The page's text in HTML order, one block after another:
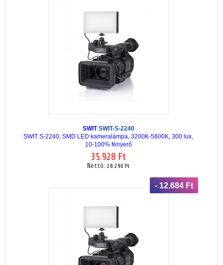
SWITSWIT-S-2240
SWIT S-2240, SMD LED kameralámpa, 3200K-5600K, 300 lux,
10-100% fényerő
35.928 Ft
Nettó: 28.290 Ft
- 12.684 Ft